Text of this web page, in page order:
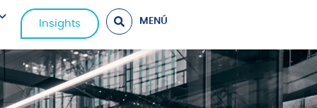
Insights MENÚ